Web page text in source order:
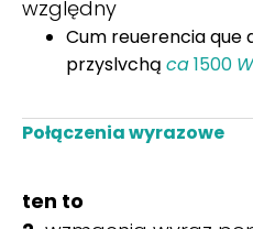
względny
Cum reuerencia que
przyslvchą ca1500
Połączenia wyrazowe
ten to